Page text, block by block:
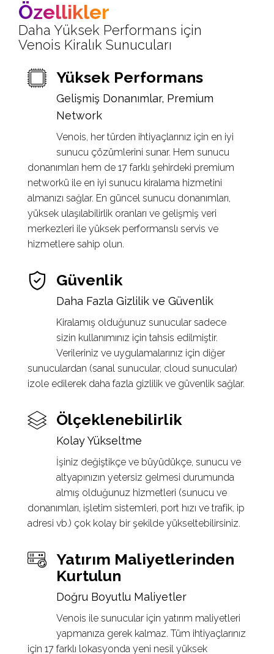
Özellikler
Daha Yüksek Performans için
Venois Kiralık Sunucuları
Yüksek Performans
Gelişmiş Donanımlar, Premium
Network
Venois, her türden ihtiyaçlarınız için en iyi
sunucu çözümlerini sunar. Hem sunucu
donanımları hem de 17 farklı şehirdeki premium
networkü ile en iyi sunucu kiralama hizmetini
almanızı sağlar. En güncel sunucu donanımları,
yüksek ulaşılabilirlik oranları ve gelişmiş veri
merkezleri ile yüksek performanslı servis ve
hizmetlere sahip olun.
Güvenlik
Daha Fazla Gizlilik ve Güvenlik
Kiralamış olduğunuz sunucular sadece
sizin kullanımınız için tahsis edilmiştir.
Verileriniz ve uygulamalarınız için diğer
sunuculardan (sanal sunucular, cloud sunucular)
izole edilerek daha fazla gizlilik ve güvenlik sağlar.
Ölçeklenebilirlik
Kolay Yükseltme
İşiniz değiştikçe ve büyüdükçe, sunucu ve
altyapınızın yetersiz gelmesi durumunda
almış olduğunuz hizmetleri (sunucu ve
donanımları, işletim sistemleri, port hızı ve trafik, ip
adresi vb.) çok kolay bir şekilde yükseltebilirsiniz.
Yatırım Maliyetlerinden
Kurtulun
Doğru Boyutlu Maliyetler
Venois ile sunucular için yatırım maliyetleri
yapmanıza gerek kalmaz. Tüm ihtiyaçlarınız
için 17 farklı lokasyonda yeni nesil yüksek